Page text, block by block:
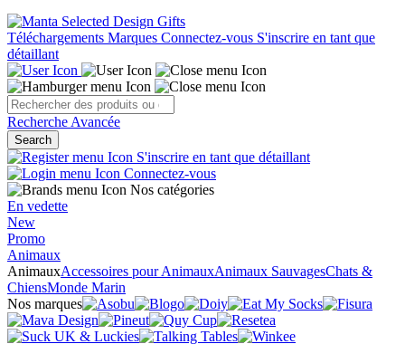
Téléchargements Marques Connectez-vous S'inscrire en tant que
détaillant
Recherche Avancée
Search
S'inscrire en tant que détaillant
Connectez-vous
Nos catégories
En vedette
New
Promo
Animaux
AnimauxAccessoires pour AnimauxAnimaux SauvagesChats &
ChiensMonde Marin
Nos marques